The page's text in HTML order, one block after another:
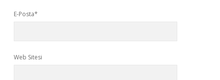
E-Posta*
Web Sitesi